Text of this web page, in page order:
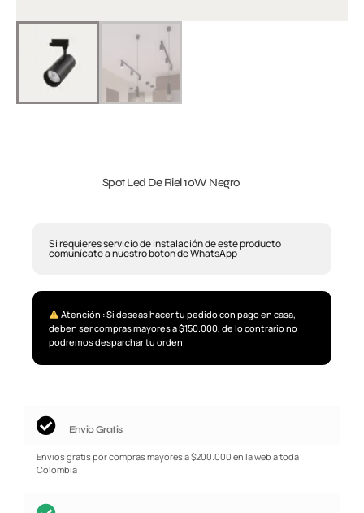
Spot Led De Riel 10W Negro
Si requieres servicio de instalación de este producto
comunícate a nuestro boton de WhatsApp
Atención : Si deseas hacer tu pedido con pago en casa,
deben ser compras mayores a $150.000, de lo contrario no
podremos desparchar tu orden.
Envio Gratis
Envios gratis por compras mayores a $200.000 en la web a toda
Colombia